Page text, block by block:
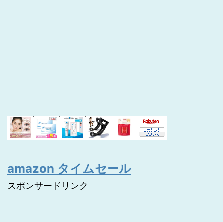
amazon タイムセール
スポンサードリンク